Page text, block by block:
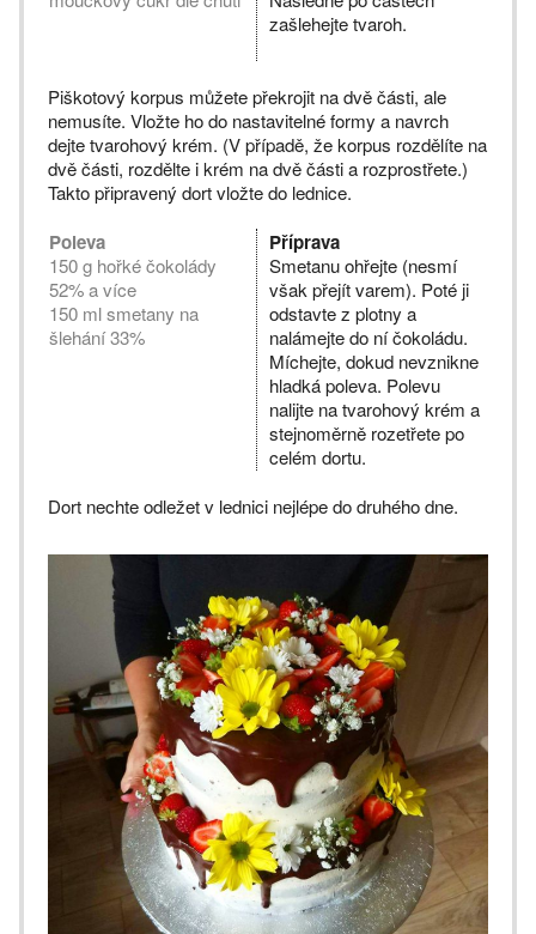
zašlehejte tvaroh.
Piškotový korpus můžete překrojit na dvě části, ale
nemusíte. Vložte ho do nastavitelné formy a navrch
dejte tvarohový krém. (V případě, že korpus rozdělíte na
dvě části, rozdělte i krém na dvě části a rozprostřete.)
Takto připravený dort vložte do lednice.
Poleva
150 g hořké čokolády
52% a více
150 ml smetany na
šlehání 33%
Příprava
Smetanu ohřejte (nesmí
však přejít varem). Poté ji
odstavte z plotny a
nalámejte do ní čokoládu.
Míchejte, dokud nevznikne
hladká poleva. Polevu
nalijte na tvarohový krém a
stejnoměrně rozetřete po
celém dortu.
Dort nechte odležet v lednici nejlépe do druhého dne.